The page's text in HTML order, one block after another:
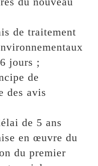
de traitement
jours ;
de
des avis
de 5 ans
en œuvre du
du premier